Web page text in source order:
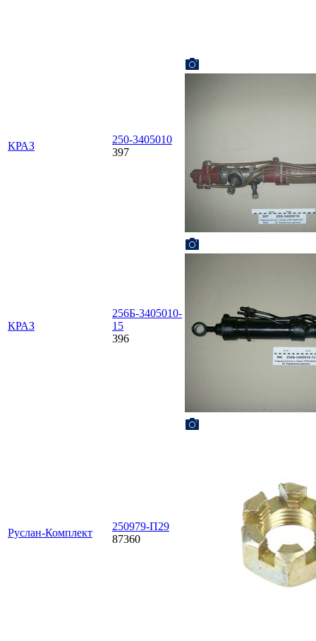
КРАЗ
250-3405010
397
КРАЗ
256Б-3405010-
15
396
Руслан-Комплект
250979-П29
87360